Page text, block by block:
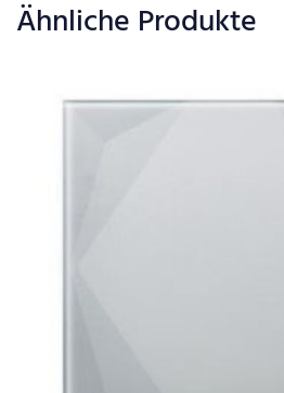
Ähnliche Produkte